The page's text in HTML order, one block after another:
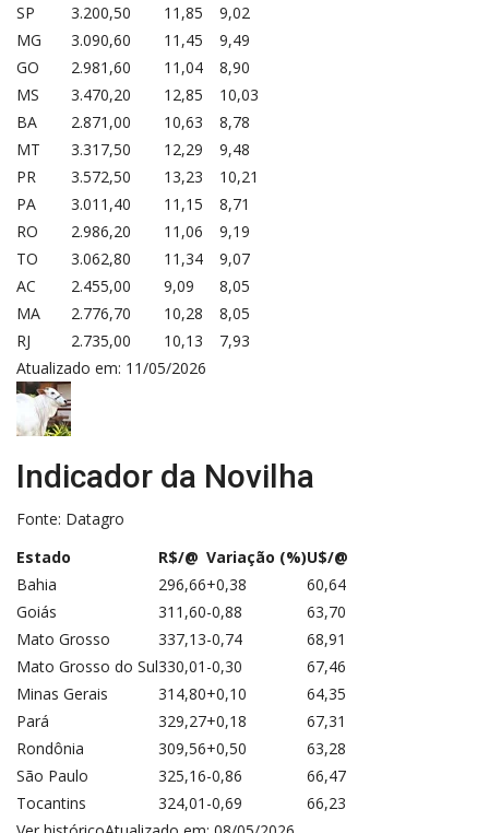
SP
3.200,50 11,85
9,02
MG
3.090,60 11,45
9,49
GO
2.981,60 11,04
8,90
MS
3.470,20 12,85
10,03
BA
2.871,00 10,63
8,78
MT
3.317,50 12,29
9,48
PR
3.572,50 13,23
10,21
PA
3.011,40 11,15
8,71
RO
2.986,20 11,06
9,19
TO
3.062,80 11,34
9,07
AC
2.455,00 9,09
8,05
MA
2.776,70 10,28
8,05
RJ
2.735,00 10,13
7,93
Atualizado em: 11/05/2026
Indicador da Novilha
Fonte: Datagro
Estado
R$/@ Variação (%)U$/@
Bahia
296,66+0,38
60,64
Goiás
311,60-0,88
63,70
Mato Grosso
337,13-0,74
68,91
Mato Grosso do Sul330,01 -0,30
67,46
Minas Gerais
314,80+0,10
64,35
Pará
329,27+0,18
67,31
Rondônia
309,56+0,50
63,28
São Paulo
325,16-0,86
66,47
Tocantins
324,01 -0,69
66,23